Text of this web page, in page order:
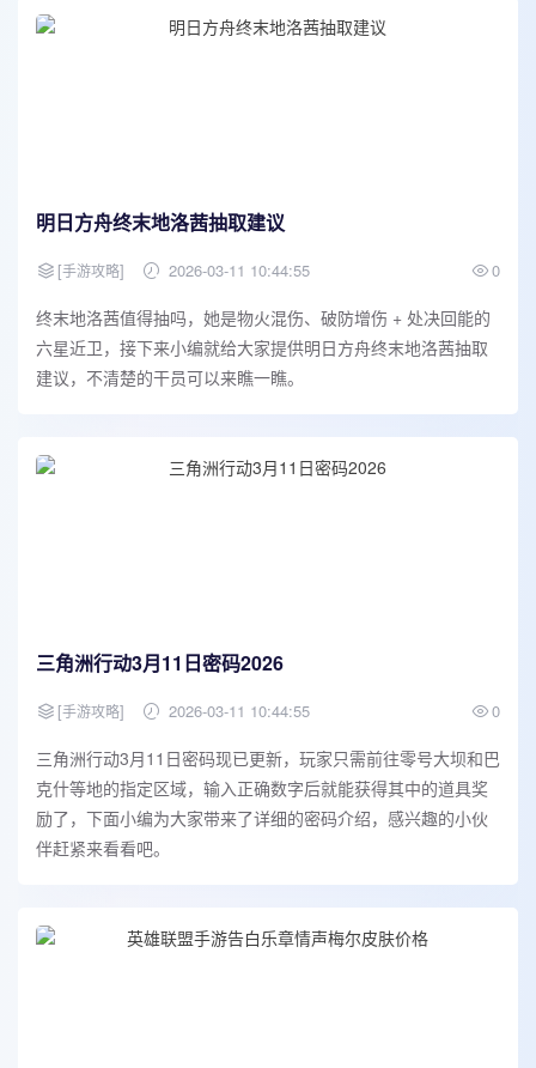
明日方舟终末地洛茜抽取建议
[手游攻略] 2026-03-11 10:44:55 0
终末地洛茜值得抽吗，她是物火混伤、破防增伤 + 处决回能的
六星近卫，接下来小编就给大家提供明日方舟终末地洛茜抽取
建议，不清楚的干员可以来瞧一瞧。
三角洲行动3月11日密码2026
[手游攻略] 2026-03-11 10:44:55 0
三角洲行动3月11日密码现已更新，玩家只需前往零号大坝和巴
克什等地的指定区域，输入正确数字后就能获得其中的道具奖
励了，下面小编为大家带来了详细的密码介绍，感兴趣的小伙
伴赶紧来看看吧。